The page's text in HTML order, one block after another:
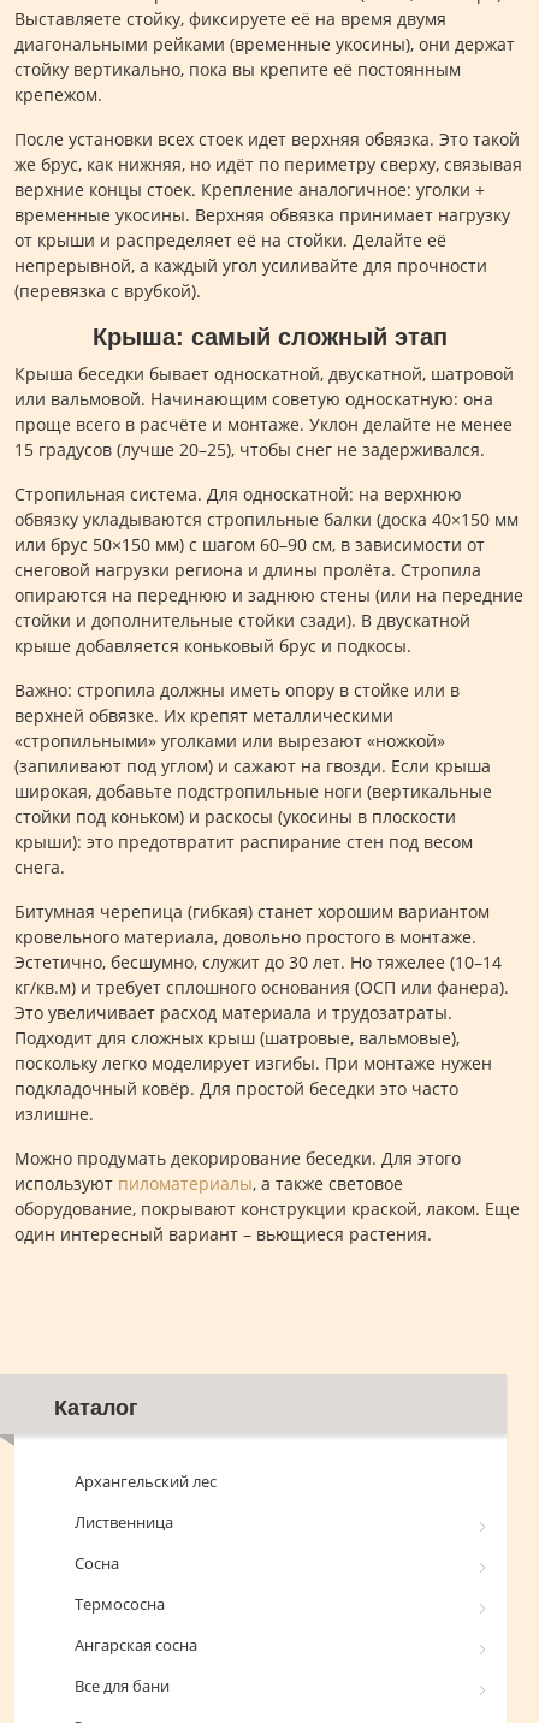
Выставляете стойку, фиксируете её на время двумя
диагональными рейками (временные укосины), они держат
стойку вертикально, пока вы крепите её постоянным
крепежом.
После установки всех стоек идет верхняя обвязка. Это такой
же брус, как нижняя, но идёт по периметру сверху, связывая
верхние концы стоек. Крепление аналогичное: уголки +
временные укосины. Верхняя обвязка принимает нагрузку
от крыши и распределяет её на стойки. Делайте её
непрерывной, а каждый угол усиливайте для прочности
(перевязка с врубкой).
Крыша: самый сложный этап
Крыша беседки бывает односкатной, двускатной, шатровой
или вальмовой. Начинающим советую односкатную: она
проще всего в расчёте и монтаже. Уклон делайте не менее
15 градусов (лучше 20–25), чтобы снег не задерживался.
Стропильная система. Для односкатной: на верхнюю
обвязку укладываются стропильные балки (доска 40×150 мм
или брус 50×150 мм) с шагом 60–90 см, в зависимости от
снеговой нагрузки региона и длины пролёта. Стропила
опираются на переднюю и заднюю стены (или на передние
стойки и дополнительные стойки сзади). В двускатной
крыше добавляется коньковый брус и подкосы.
Важно: стропила должны иметь опору в стойке или в
верхней обвязке. Их крепят металлическими
«стропильными» уголками или вырезают «ножкой»
(запиливают под углом) и сажают на гвозди. Если крыша
широкая, добавьте подстропильные ноги (вертикальные
стойки под коньком) и раскосы (укосины в плоскости
крыши): это предотвратит распирание стен под весом
снега.
Битумная черепица (гибкая) станет хорошим вариантом
кровельного материала, довольно простого в монтаже.
Эстетично, бесшумно, служит до 30 лет. Но тяжелее (10–14
кг/кв.м) и требует сплошного основания (ОСП или фанера).
Это увеличивает расход материала и трудозатраты.
Подходит для сложных крыш (шатровые, вальмовые),
поскольку легко моделирует изгибы. При монтаже нужен
подкладочный ковёр. Для простой беседки это часто
излишне.
Можно продумать декорирование беседки. Для этого
используют пиломатериалы, а также световое
оборудование, покрывают конструкции краской, лаком. Еще
один интересный вариант – вьющиеся растения.
Каталог
Архангельский лес
Лиственница
Сосна
Термососна
Ангарская сосна
Все для бани